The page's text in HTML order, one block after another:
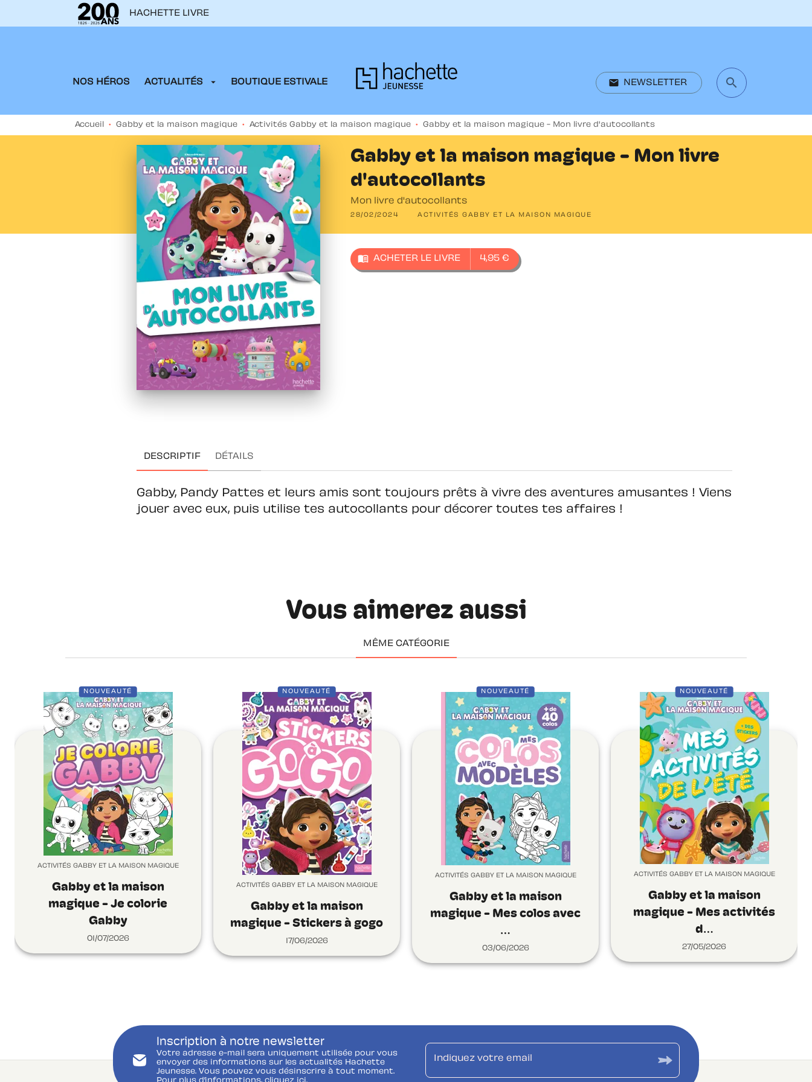
MENU
HACHETTE LIVRE
email NEWSLETTER search
NOS HÉROS ACTUALITÉS arrow_drop_down BOUTIQUE ESTIVALE search
Accueil • Gabby et la maison magique • Activités Gabby et la maison magique • Gabby et la maison magique - Mon livre d'autocollants
Gabby et la maison magique - Mon livre
d'autocollants
Mon livre d'autocollants
28/02/2024 ACTIVITÉS GABBY ET LA MAISON MAGIQUE
menu_book ACHETER LE LIVRE 4,95 €
DESCRIPTIF DÉTAILS
Gabby, Pandy Pattes et leurs amis sont toujours prêts à vivre des aventures amusantes ! Viens
jouer avec eux, puis utilise tes autocollants pour décorer toutes tes affaires !
Vous aimerez aussi
MÊME CATÉGORIE
NOUVEAUTÉ
ACTIVITÉS GABBY ET LA MAISON MAGIQUE
Gabby et la maison
magique - Je colorie
Gabby
01/07/2026
NOUVEAUTÉ
ACTIVITÉS GABBY ET LA MAISON MAGIQUE
Gabby et la maison
magique - Stickers à gogo
17/06/2026
NOUVEAUTÉ
ACTIVITÉS GABBY ET LA MAISON MAGIQUE
Gabby et la maison
magique - Mes colos avec
…
03/06/2026
NOUVEAUTÉ
ACTIVITÉS GABBY ET LA MAISON MAGIQUE
Gabby et la maison
magique - Mes activités
d…
27/05/2026
Inscription à notre newsletter
Votre adresse e-mail sera uniquement utilisée pour vous
envoyer des informations sur les actualités Hachette
Jeunesse. Vous pouvez vous désinscrire à tout moment.
Indiquez votre email